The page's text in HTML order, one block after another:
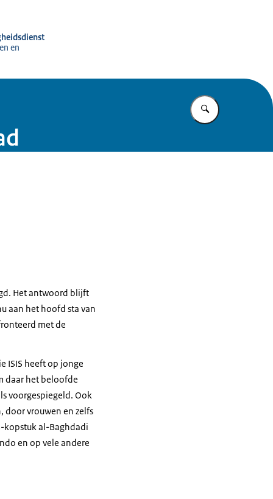
en
Vul in wat u
Het antwoord blijft
aan het hoofd sta van
met de
ISIS heeft op jonge
daar het beloofde
voorgespiegeld. Ook
door vrouwen en zelfs
kopstuk al-Baghdadi
en op vele andere